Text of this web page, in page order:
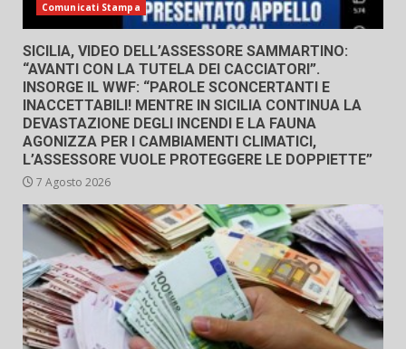
Comunicati Stampa
SICILIA, VIDEO DELL’ASSESSORE SAMMARTINO:
“AVANTI CON LA TUTELA DEI CACCIATORI”.
INSORGE IL WWF: “PAROLE SCONCERTANTI E
INACCETTABILI! MENTRE IN SICILIA CONTINUA LA
DEVASTAZIONE DEGLI INCENDI E LA FAUNA
AGONIZZA PER I CAMBIAMENTI CLIMATICI,
L’ASSESSORE VUOLE PROTEGGERE LE DOPPIETTE”
7 Agosto 2026